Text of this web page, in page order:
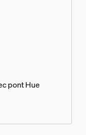
pont Hue